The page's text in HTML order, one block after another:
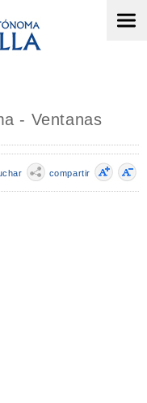
- Ventanas
compartir